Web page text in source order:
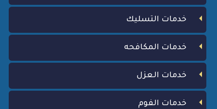
خدمات التسليك
خدمات المكافحه
خدمات العزل
خدمات الفوم